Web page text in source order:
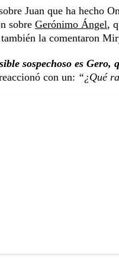
Juan que ha hecho
sobre Gerónimo Ángel,
también la comentaron
sospechoso es
con un: “¿Qué